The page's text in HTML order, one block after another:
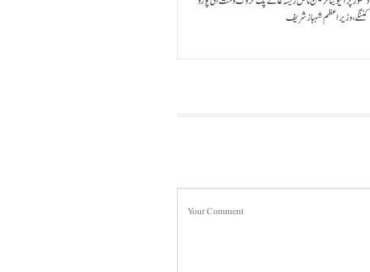
کننگے ،وزیراعظم شہباز شریف